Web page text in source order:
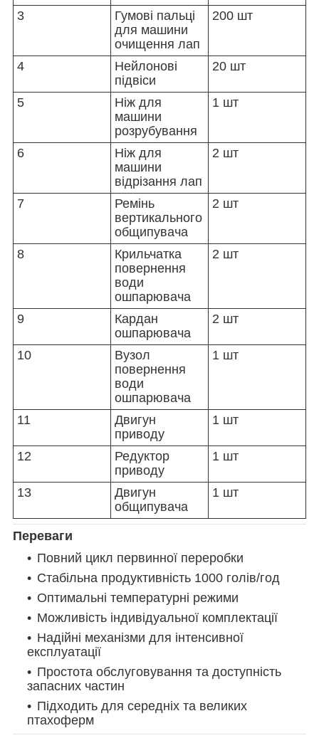
3
Гумові пальці
для машини
очищення лап
200 шт
4
Нейлонові
підвіси
20 шт
5
Ніж для
машини
розрубування
1 шт
6
Ніж для
машини
відрізання лап
2 шт
7
Ремінь
вертикального
общипувача
2 шт
8
Крильчатка
повернення
води
ошпарювача
2 шт
9
Кардан
ошпарювача
2 шт
10
Вузол
повернення
води
ошпарювача
1 шт
11
Двигун
приводу
1 шт
12
Редуктор
приводу
1 шт
13
Двигун
общипувача
1 шт
Переваги
Повний цикл первинної переробки
Стабільна продуктивність 1000 голів/год
Оптимальні температурні режими
Можливість індивідуальної комплектації
Надійні механізми для інтенсивної
експлуатації
Простота обслуговування та доступність
запасних частин
Підходить для середніх та великих
птахоферм